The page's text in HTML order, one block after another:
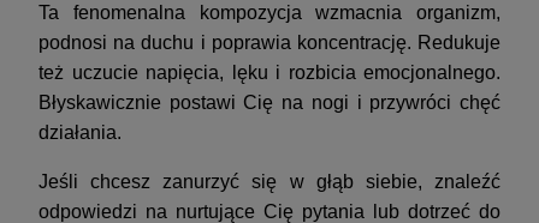
Ta fenomenalna kompozycja wzmacnia organizm,
podnosi na duchu i poprawia koncentrację. Redukuje
też uczucie napięcia, lęku i rozbicia emocjonalnego.
Błyskawicznie postawi Cię na nogi i przywróci chęć
działania.
Jeśli chcesz zanurzyć się w głąb siebie, znaleźć
odpowiedzi na nurtujące Cię pytania lub dotrzeć do